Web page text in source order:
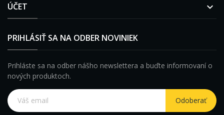
ÚČET 
PRIHLÁSIŤ SA NA ODBER NOVINIEK
Prihláste sa na odber nášho newslettera a buďte informovaní o
nových produktoch.
Odoberať